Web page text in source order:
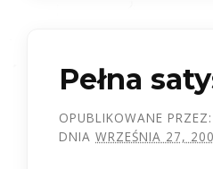
Pełna
OPUBLIKOWANE PRZEZ:
DNIA WRZEŚNIA 27,